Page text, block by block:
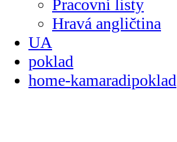
Pracovní listy
Hravá angličtina
UA
poklad
home-kamaradipoklad